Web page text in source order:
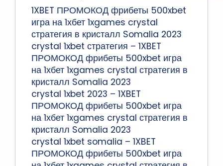
1XBET ПРОМОКОД фрибеты 500xbet
игра на 1хбет 1xgames crystal
стратегия в кристалл Somalia 2023
crystal 1xbet стратегия – 1XBET
ПРОМОКОД фрибеты 500xbet игра
на 1хбет 1xgames crystal стратегия в
кристалл Somalia 2023
crystal 1xbet 2023 – 1XBET
ПРОМОКОД фрибеты 500xbet игра
на 1хбет 1xgames crystal стратегия в
кристалл Somalia 2023
crystal 1xbet somalia – 1XBET
ПРОМОКОД фрибеты 500xbet игра